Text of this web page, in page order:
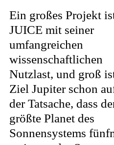
Ein großes Projekt
JUICE mit seiner
umfangreichen
wissenschaftlichen
Nutzlast, und groß
Ziel Jupiter schon
der Tatsache, dass
größte Planet des
Sonnensystems